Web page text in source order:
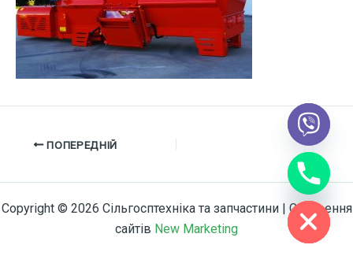
ПОПЕРЕДНІЙ
Copyright © 2026 Сільгосптехніка та запчастини | Створення
сайтів New Marketing
Hide
chaty